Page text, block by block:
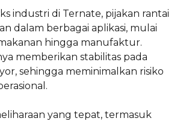
industri di Ternate, pijakan rantai
dalam berbagai aplikasi, mulai
hingga manufaktur.
memberikan stabilitas pada
sehingga meminimalkan risiko
yang tepat, termasuk